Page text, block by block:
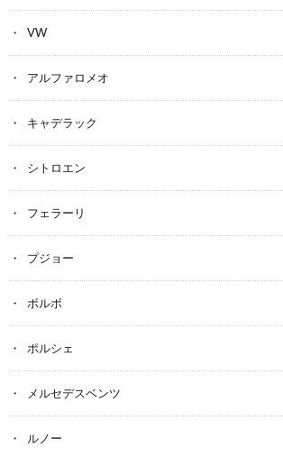
VW
アルファロメオ
キャデラック
シトロエン
フェラーリ
プジョー
ボルボ
ポルシェ
メルセデスベンツ
ルノー